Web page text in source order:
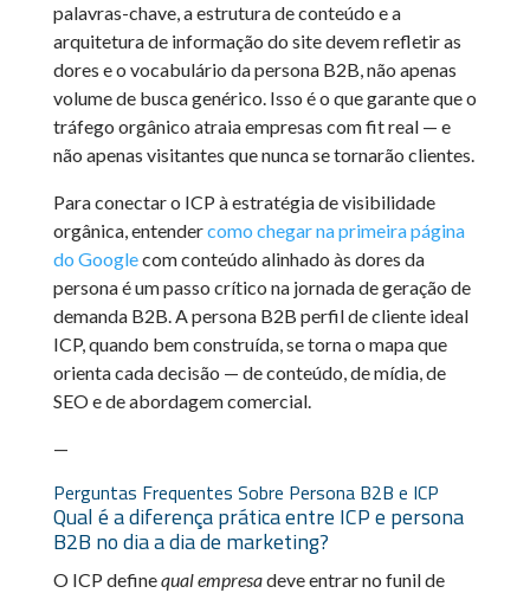
palavras-chave, a estrutura de conteúdo e a
arquitetura de informação do site devem refletir as
dores e o vocabulário da persona B2B, não apenas
volume de busca genérico. Isso é o que garante que o
tráfego orgânico atraia empresas com fit real — e
não apenas visitantes que nunca se tornarão clientes.
Para conectar o ICP à estratégia de visibilidade
orgânica, entendercomo chegar na primeira página
do Googlecom conteúdo alinhado às dores da
persona é um passo crítico na jornada de geração de
demanda B2B. A persona B2B perfil de cliente ideal
ICP, quando bem construída, se torna o mapa que
orienta cada decisão — de conteúdo, de mídia, de
SEO e de abordagem comercial.
—
Perguntas Frequentes Sobre Persona B2B e ICP
Qual é a diferença prática entre ICP e persona
B2B no dia a dia de marketing?
O ICP definequal empresadeve entrar no funil de